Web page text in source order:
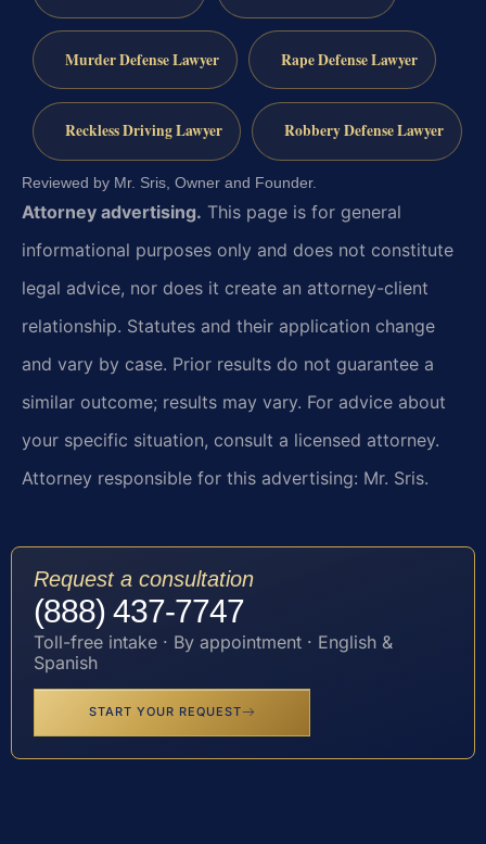
Murder Defense Lawyer Rape Defense Lawyer
Reckless Driving Lawyer Robbery Defense Lawyer
Reviewed by Mr. Sris, Owner and Founder.
Attorney advertising. This page is for general
informational purposes only and does not constitute
legal advice, nor does it create an attorney-client
relationship. Statutes and their application change
and vary by case. Prior results do not guarantee a
similar outcome; results may vary. For advice about
your specific situation, consult a licensed attorney.
Attorney responsible for this advertising: Mr. Sris.
Request a consultation
(888) 437-7747
Toll-free intake · By appointment · English &
Spanish
START YOUR REQUEST